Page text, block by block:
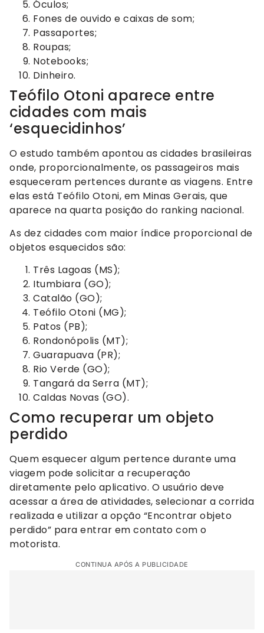
Óculos;
Fones de ouvido e caixas de som;
Passaportes;
Roupas;
Notebooks;
Dinheiro.
Teófilo Otoni aparece entre
cidades com mais
‘esquecidinhos’
O estudo também apontou as cidades brasileiras
onde, proporcionalmente, os passageiros mais
esqueceram pertences durante as viagens. Entre
elas está Teófilo Otoni, em Minas Gerais, que
aparece na quarta posição do ranking nacional.
As dez cidades com maior índice proporcional de
objetos esquecidos são:
Três Lagoas (MS);
Itumbiara (GO);
Catalão (GO);
Teófilo Otoni (MG);
Patos (PB);
Rondonópolis (MT);
Guarapuava (PR);
Rio Verde (GO);
Tangará da Serra (MT);
Caldas Novas (GO).
Como recuperar um objeto
perdido
Quem esquecer algum pertence durante uma
viagem pode solicitar a recuperação
diretamente pelo aplicativo. O usuário deve
acessar a área de atividades, selecionar a corrida
realizada e utilizar a opção “Encontrar objeto
perdido” para entrar em contato com o
motorista.
CONTINUA APÓS A PUBLICIDADE